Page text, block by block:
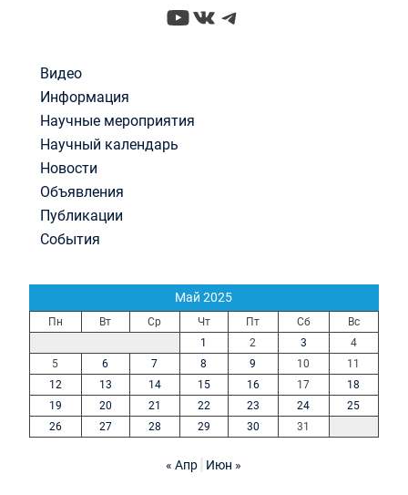
YouTube
ВКонтакте
Telegram
Видео
Информация
Научные мероприятия
Научный календарь
Новости
Объявления
Публикации
События
Май 2025
Пн Вт Ср Чт Пт Сб
Вс
1
2 3
4
5
6 7 8 9 10
11
12
13 14 15 16 17
18
19
20 21 22 23 24
25
26
27 28 29 30 31
« Апр Июн »